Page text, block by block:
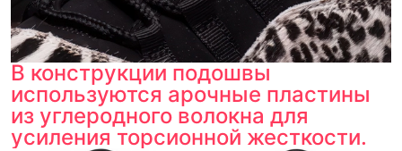
В конструкции подошвы
используются арочные пластины
из углеродного волокна для
усиления торсионной жесткости.